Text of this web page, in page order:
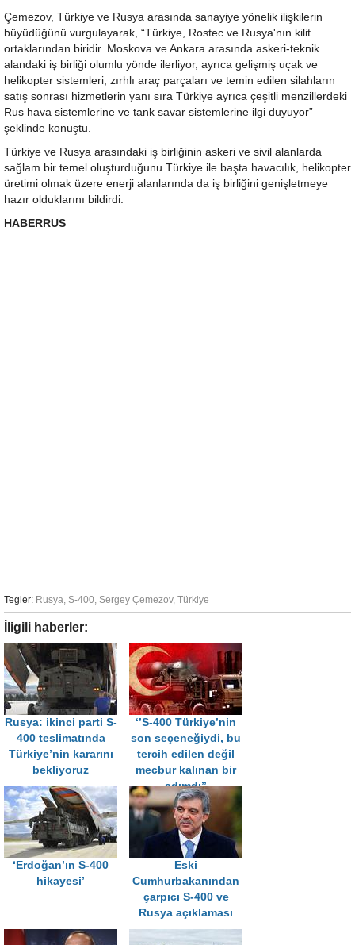
Çemezov, Türkiye ve Rusya arasında sanayiye yönelik ilişkilerin
büyüdüğünü vurgulayarak, “Türkiye, Rostec ve Rusya'nın kilit
ortaklarından biridir. Moskova ve Ankara arasında askeri-teknik
alandaki iş birliği olumlu yönde ilerliyor, ayrıca gelişmiş uçak ve
helikopter sistemleri, zırhlı araç parçaları ve temin edilen silahların
satış sonrası hizmetlerin yanı sıra Türkiye ayrıca çeşitli menzillerdeki
Rus hava sistemlerine ve tank savar sistemlerine ilgi duyuyor”
şeklinde konuştu.
Türkiye ve Rusya arasındaki iş birliğinin askeri ve sivil alanlarda
sağlam bir temel oluşturduğunu Türkiye ile başta havacılık, helikopter
üretimi olmak üzere enerji alanlarında da iş birliğini genişletmeye
hazır olduklarını bildirdi.
HABERRUS
Tegler: Rusya S-400 Sergey Çemezov, Türkiye
İligili haberler:
Rusya: ikinci parti S-
400 teslimatında
Türkiye’nin kararını
bekliyoruz
‘’S-400 Türkiye’nin
son seçeneğiydi, bu
tercih edilen değil
mecbur kalınan bir
adımdı’’
‘Erdoğan’ın S-400
hikayesi’
Eski
Cumhurbakanından
çarpıcı S-400 ve
Rusya açıklaması